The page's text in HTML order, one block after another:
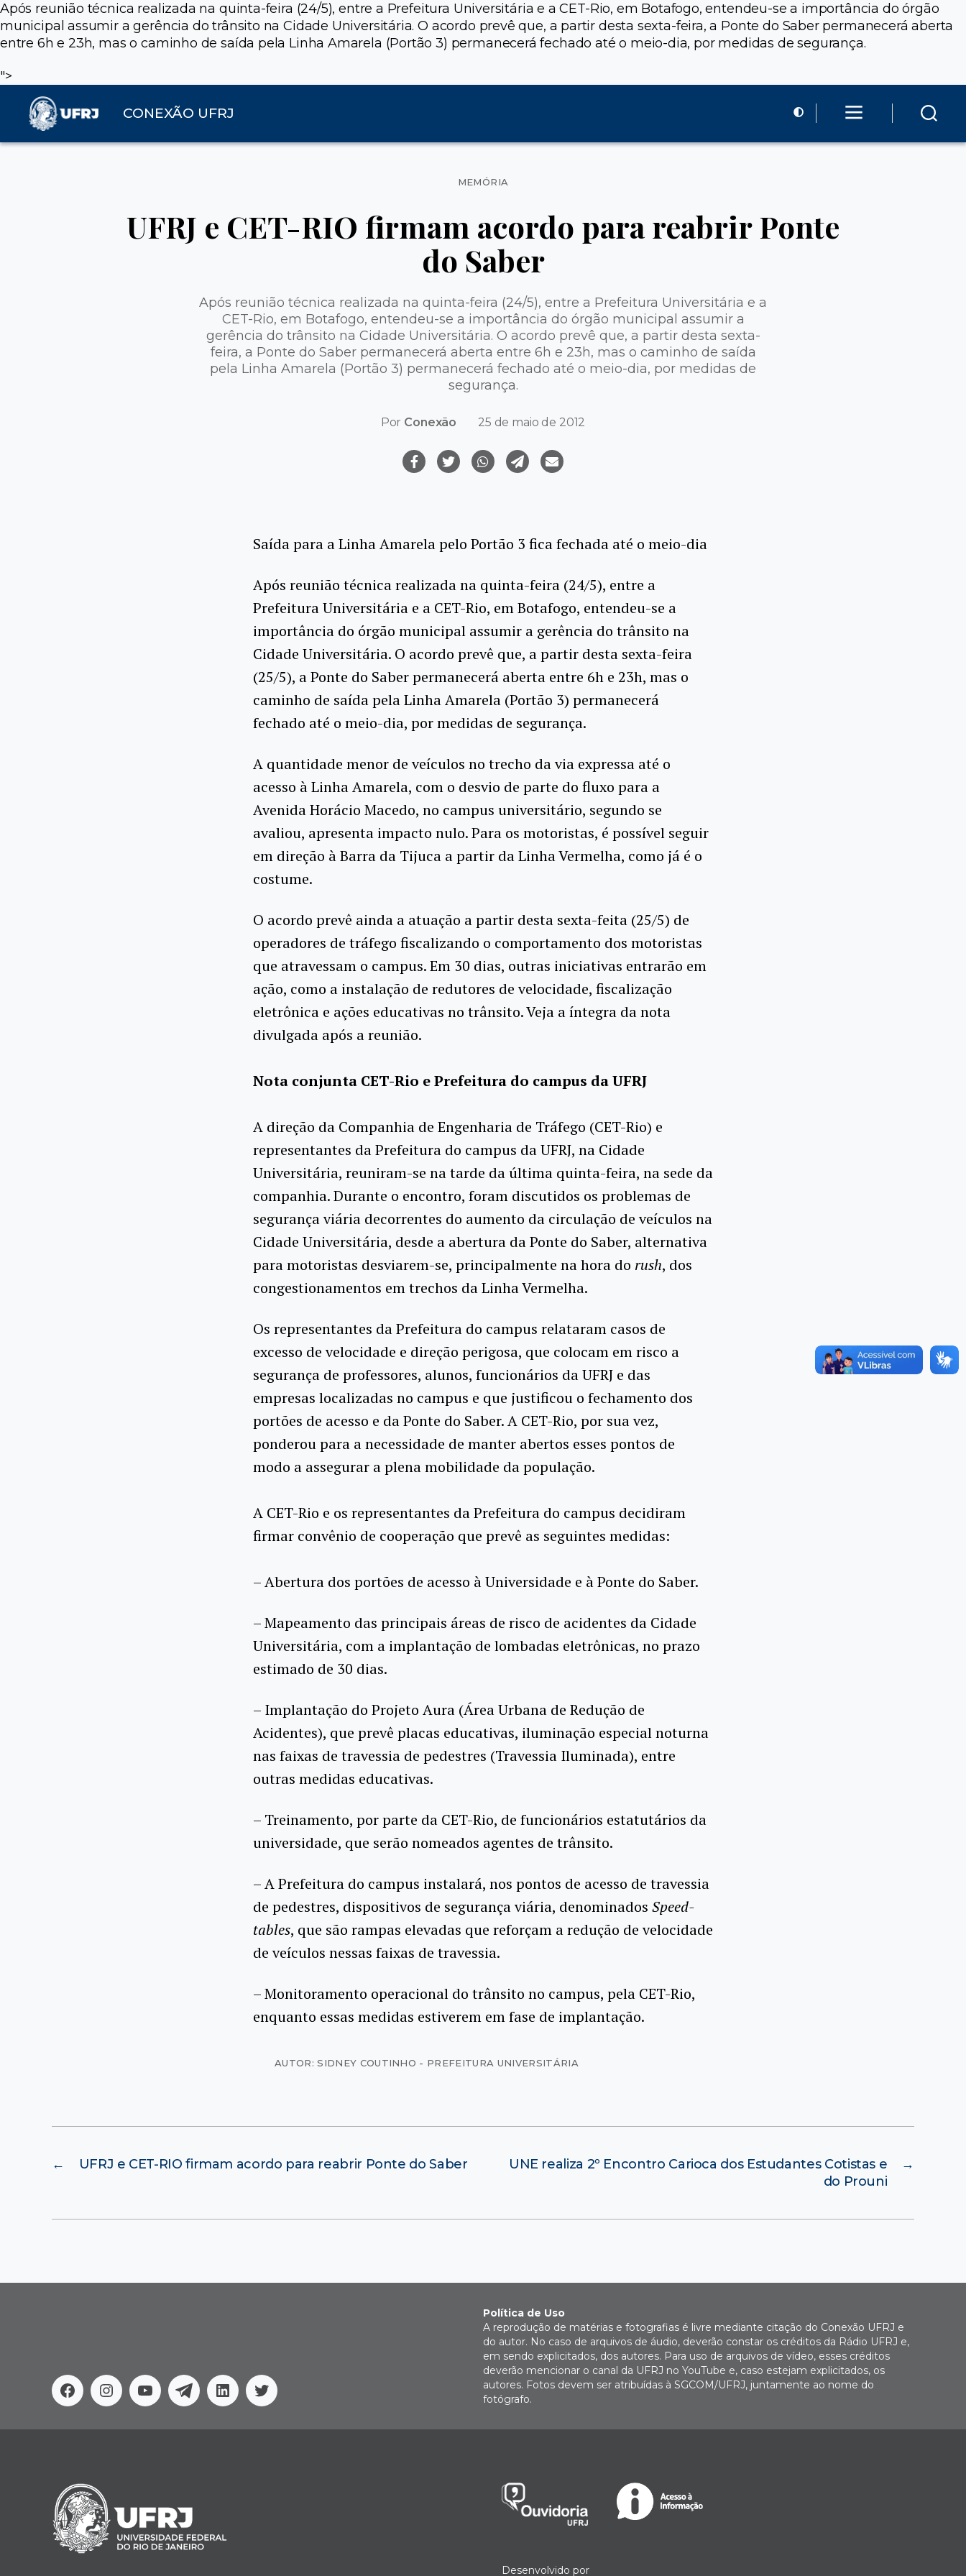
Após reunião técnica realizada na quinta-feira (24/5), entre a Prefeitura Universitária e a CET-Rio, em Botafogo, entendeu-se a importância do órgão
municipal assumir a gerência do trânsito na Cidade Universitária. O acordo prevê que, a partir desta sexta-feira, a Ponte do Saber permanecerá aberta
entre 6h e 23h, mas o caminho de saída pela Linha Amarela (Portão 3) permanecerá fechado até o meio-dia, por medidas de segurança.
">
CONEXÃO UFRJ
Categorias
MEMÓRIA
UFRJ e CET-RIO firmam acordo para reabrir Ponte
do Saber
Após reunião técnica realizada na quinta-feira (24/5), entre a Prefeitura Universitária e a
CET-Rio, em Botafogo, entendeu-se a importância do órgão municipal assumir a
gerência do trânsito na Cidade Universitária. O acordo prevê que, a partir desta sexta-
feira, a Ponte do Saber permanecerá aberta entre 6h e 23h, mas o caminho de saída
pela Linha Amarela (Portão 3) permanecerá fechado até o meio-dia, por medidas de
segurança.
Por Conexão 25 de maio de 2012
Saída para a Linha Amarela pelo Portão 3 fica fechada até o meio-dia
Após reunião técnica realizada na quinta-feira (24/5), entre a
Prefeitura Universitária e a CET-Rio, em Botafogo, entendeu-se a
importância do órgão municipal assumir a gerência do trânsito na
Cidade Universitária. O acordo prevê que, a partir desta sexta-feira
(25/5), a Ponte do Saber permanecerá aberta entre 6h e 23h, mas o
caminho de saída pela Linha Amarela (Portão 3) permanecerá
fechado até o meio-dia, por medidas de segurança.
A quantidade menor de veículos no trecho da via expressa até o
acesso à Linha Amarela, com o desvio de parte do fluxo para a
Avenida Horácio Macedo, no campus universitário, segundo se
avaliou, apresenta impacto nulo. Para os motoristas, é possível seguir
em direção à Barra da Tijuca a partir da Linha Vermelha, como já é o
costume.
O acordo prevê ainda a atuação a partir desta sexta-feita (25/5) de
operadores de tráfego fiscalizando o comportamento dos motoristas
que atravessam o campus. Em 30 dias, outras iniciativas entrarão em
ação, como a instalação de redutores de velocidade, fiscalização
eletrônica e ações educativas no trânsito. Veja a íntegra da nota
divulgada após a reunião.
Nota conjunta CET-Rio e Prefeitura do campus da UFRJ
A direção da Companhia de Engenharia de Tráfego (CET-Rio) e
representantes da Prefeitura do campus da UFRJ, na Cidade
Universitária, reuniram-se na tarde da última quinta-feira, na sede da
companhia. Durante o encontro, foram discutidos os problemas de
segurança viária decorrentes do aumento da circulação de veículos na
Cidade Universitária, desde a abertura da Ponte do Saber, alternativa
para motoristas desviarem-se, principalmente na hora do rush, dos
congestionamentos em trechos da Linha Vermelha.
Os representantes da Prefeitura do campus relataram casos de
excesso de velocidade e direção perigosa, que colocam em risco a
segurança de professores, alunos, funcionários da UFRJ e das
empresas localizadas no campus e que justificou o fechamento dos
portões de acesso e da Ponte do Saber. A CET-Rio, por sua vez,
ponderou para a necessidade de manter abertos esses pontos de
modo a assegurar a plena mobilidade da população.
A CET-Rio e os representantes da Prefeitura do campus decidiram
firmar convênio de cooperação que prevê as seguintes medidas:
– Abertura dos portões de acesso à Universidade e à Ponte do Saber.
– Mapeamento das principais áreas de risco de acidentes da Cidade
Universitária, com a implantação de lombadas eletrônicas, no prazo
estimado de 30 dias.
– Implantação do Projeto Aura (Área Urbana de Redução de
Acidentes), que prevê placas educativas, iluminação especial noturna
nas faixas de travessia de pedestres (Travessia Iluminada), entre
outras medidas educativas.
– Treinamento, por parte da CET-Rio, de funcionários estatutários da
universidade, que serão nomeados agentes de trânsito.
– A Prefeitura do campus instalará, nos pontos de acesso de travessia
de pedestres, dispositivos de segurança viária, denominados Speed-
tables, que são rampas elevadas que reforçam a redução de velocidade
de veículos nessas faixas de travessia.
– Monitoramento operacional do trânsito no campus, pela CET-Rio,
enquanto essas medidas estiverem em fase de implantação.
AUTOR: SIDNEY COUTINHO - PREFEITURA UNIVERSITÁRIA
← UFRJ e CET-RIO firmam acordo para reabrir Ponte do Saber →
UNE realiza 2º Encontro Carioca dos Estudantes Cotistas e
do Prouni
FacebookInstagram
YoutubeTelegramLinkedinTwitter
Política de Uso
A reprodução de matérias e fotografias é livre mediante citação do Conexão UFRJ e
do autor. No caso de arquivos de áudio, deverão constar os créditos da Rádio UFRJ e,
em sendo explicitados, dos autores. Para uso de arquivos de vídeo, esses créditos
deverão mencionar o canal da UFRJ no YouTube e, caso estejam explicitados, os
autores. Fotos devem ser atribuídas à SGCOM/UFRJ, juntamente ao nome do
fotógrafo.
Desenvolvido por